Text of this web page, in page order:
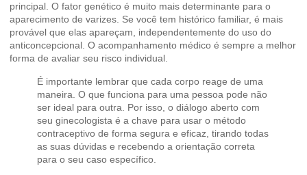
principal. O fator genético é muito mais determinante para o
aparecimento de varizes. Se você tem histórico familiar, é mais
provável que elas apareçam, independentemente do uso do
anticoncepcional. O acompanhamento médico é sempre a melhor
forma de avaliar seu risco individual.
É importante lembrar que cada corpo reage de uma
maneira. O que funciona para uma pessoa pode não
ser ideal para outra. Por isso, o diálogo aberto com
seu ginecologista é a chave para usar o método
contraceptivo de forma segura e eficaz, tirando todas
as suas dúvidas e recebendo a orientação correta
para o seu caso específico.